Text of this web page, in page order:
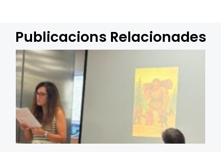
Publicacions Relacionades